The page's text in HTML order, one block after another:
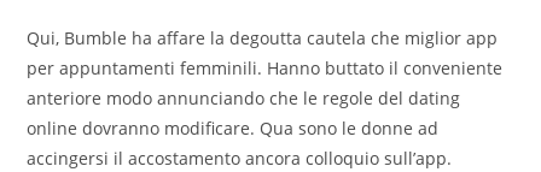
Qui, Bumble ha affare la degoutta cautela che miglior app
per appuntamenti femminili. Hanno buttato il conveniente
anteriore modo annunciando che le regole del dating
online dovranno modificare. Qua sono le donne ad
accingersi il accostamento ancora colloquio sull’app.